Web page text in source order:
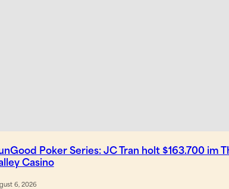
Poker Series: JC Tran holt $163.700 im
Casino
6, 2026